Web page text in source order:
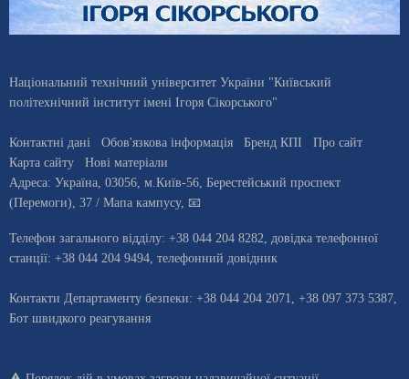
Національний технічний університет України "Київський
політехнічний інститут імені Ігоря Сікорського"
Контактні дані Обов'язкова інформація Бренд КПІ
Про сайт
Карта сайту
Нові матеріали
Адреса: Україна 03056 , м. Київ-56, Берестейський проспект
(Перемоги), 37 / Мапа кампусу, 📧
Телефон загального відділу: +38 044 204 8282 , довiдка телефонної
станцiї: +38 044 204 9494 телефонний довідник
Контакти Департаменту безпеки: +38 044 204 2071, +38 097 373 5387,
Бот швидкого реагування